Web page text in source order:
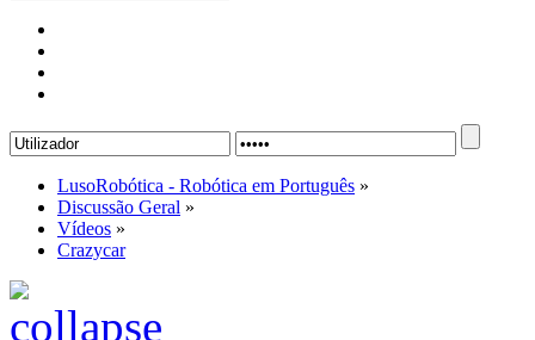
LusoRobótica - Robótica em Português »
Discussão Geral »
Vídeos »
Crazycar